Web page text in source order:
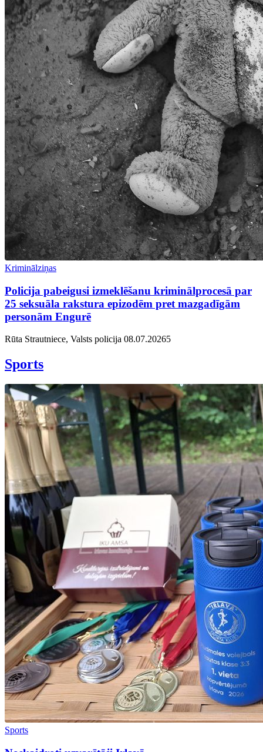
Kriminālziņas
Policija pabeigusi izmeklēšanu kriminālprocesā par
25 seksuāla rakstura epizodēm pret mazgadīgām
personām Engurē
Rūta Strautniece, Valsts policija 08.07.20265
Sports
Sports